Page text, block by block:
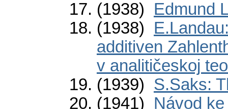
(1938) Edmund
(1938)
additiven
v analitičeskoj
(1939) S.Saks:
(1941) Návod